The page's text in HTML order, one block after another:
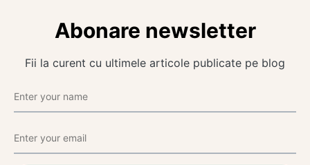
Abonare newsletter
Fii la curent cu ultimele articole publicate pe blog